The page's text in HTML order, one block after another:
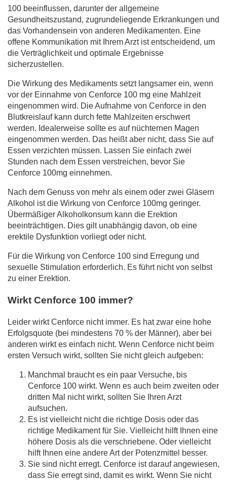
100 beeinflussen, darunter der allgemeine
Gesundheitszustand, zugrundeliegende Erkrankungen und
das Vorhandensein von anderen Medikamenten. Eine
offene Kommunikation mit Ihrem Arzt ist entscheidend, um
die Verträglichkeit und optimale Ergebnisse
sicherzustellen.
Die Wirkung des Medikaments setzt langsamer ein, wenn
vor der Einnahme von Cenforce 100 mg eine Mahlzeit
eingenommen wird. Die Aufnahme von Cenforce in den
Blutkreislauf kann durch fette Mahlzeiten erschwert
werden. Idealerweise sollte es auf nüchternen Magen
eingenommen werden. Das heißt aber nicht, dass Sie auf
Essen verzichten müssen. Lassen Sie einfach zwei
Stunden nach dem Essen verstreichen, bevor Sie
Cenforce 100mg einnehmen.
Nach dem Genuss von mehr als einem oder zwei Gläsern
Alkohol ist die Wirkung von Cenforce 100mg geringer.
Übermäßiger Alkoholkonsum kann die Erektion
beeinträchtigen. Dies gilt unabhängig davon, ob eine
erektile Dysfunktion vorliegt oder nicht.
Für die Wirkung von Cenforce 100 sind Erregung und
sexuelle Stimulation erforderlich. Es führt nicht von selbst
zu einer Erektion.
Wirkt Cenforce 100 immer?
Leider wirkt Cenforce nicht immer. Es hat zwar eine hohe
Erfolgsquote (bei mindestens 70 % der Männer), aber bei
anderen wirkt es einfach nicht. Wenn Cenforce nicht beim
ersten Versuch wirkt, sollten Sie nicht gleich aufgeben:
Manchmal braucht es ein paar Versuche, bis
Cenforce 100 wirkt. Wenn es auch beim zweiten oder
dritten Mal nicht wirkt, sollten Sie Ihren Arzt
aufsuchen.
Es ist vielleicht nicht die richtige Dosis oder das
richtige Medikament für Sie. Vielleicht hilft Ihnen eine
höhere Dosis als die verschriebene. Oder vielleicht
hilft Ihnen eine andere Art der Potenzmittel besser.
Sie sind nicht erregt. Cenforce ist darauf angewiesen,
dass Sie erregt sind, damit es wirkt. Wenn Sie nicht